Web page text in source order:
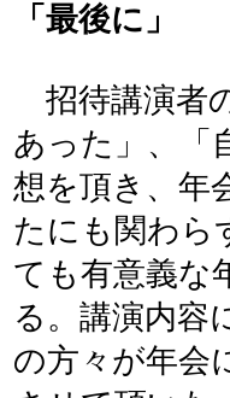
「最後に」
招待講演者
あった」、「
想を頂き、年
たにも関わら
ても有意義な
る。講演内容
の方々が年会